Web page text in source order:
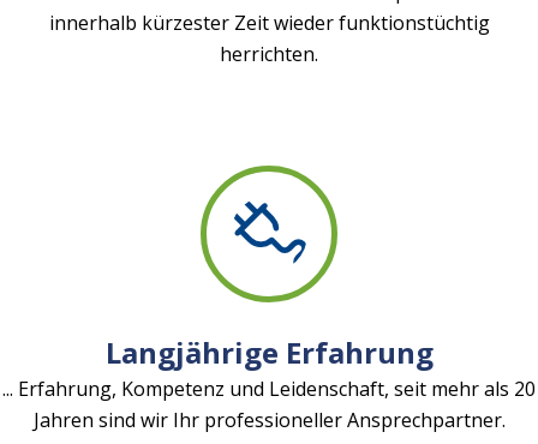
innerhalb kürzester Zeit wieder funktionstüchtig
herrichten.
Langjährige Erfahrung
... Erfahrung, Kompetenz und Leidenschaft, seit mehr als 20
Jahren sind wir Ihr professioneller Ansprechpartner.